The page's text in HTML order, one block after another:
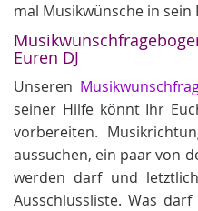
mal Musikwünsche in
Euren DJ
Unseren
seiner Hilfe könnt Ihr
vorbereiten.
aussuchen, ein paar von
werden darf und
Ausschlussliste. Was